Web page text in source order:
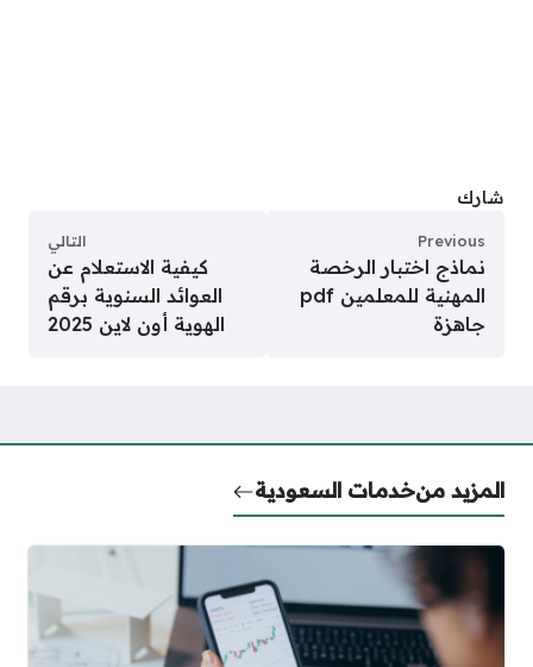
شارك
Previous
نماذج اختبار الرخصة
المهنية للمعلمين pdf
جاهزة
التالي
كيفية الاستعلام عن
العوائد السنوية برقم
الهوية أون لاين 2025
المزيد منخدمات السعودية